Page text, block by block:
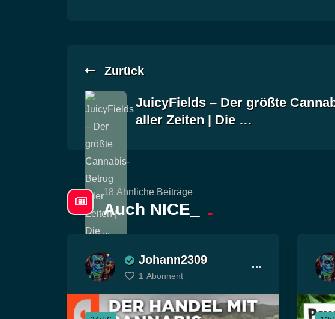
Zurück
JuicyFields – Der größte
aller Zeiten | Die …
18 Ähnliche Beiträge
Auch NICE_
Johann2309
1 Abonnent